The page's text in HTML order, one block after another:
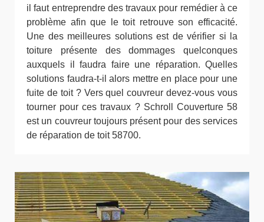
il faut entreprendre des travaux pour remédier à ce
problème afin que le toit retrouve son efficacité.
Une des meilleures solutions est de vérifier si la
toiture présente des dommages quelconques
auxquels il faudra faire une réparation. Quelles
solutions faudra-t-il alors mettre en place pour une
fuite de toit ? Vers quel couvreur devez-vous vous
tourner pour ces travaux ? Schroll Couverture 58
est un couvreur toujours présent pour des services
de réparation de toit 58700.